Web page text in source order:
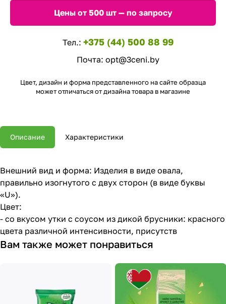
Цены от 500 шт — по запросу
Тел.: +375 (44) 500 88 99
Почта: opt@3ceni.by
Цвет, дизайн и форма представленного на сайте образца
может отличаться от дизайна товара в магазине
Описание Характеристики
Внешний вид и форма: Изделия в виде овала,
правильно изогнутого с двух сторон (в виде буквы
«U»).
Цвет:
- со вкусом утки с соусом из дикой брусники: красного
цвета различной интенсивности, присутств
Вам также может понравиться